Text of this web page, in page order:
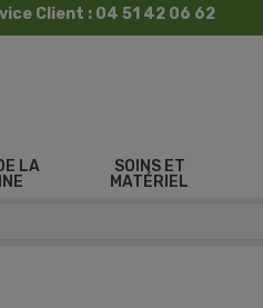
Client : 04 51 42 06 62
LA
SOINS ET
MATÉRIEL